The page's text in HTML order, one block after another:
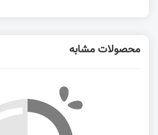
محصولات مشابه